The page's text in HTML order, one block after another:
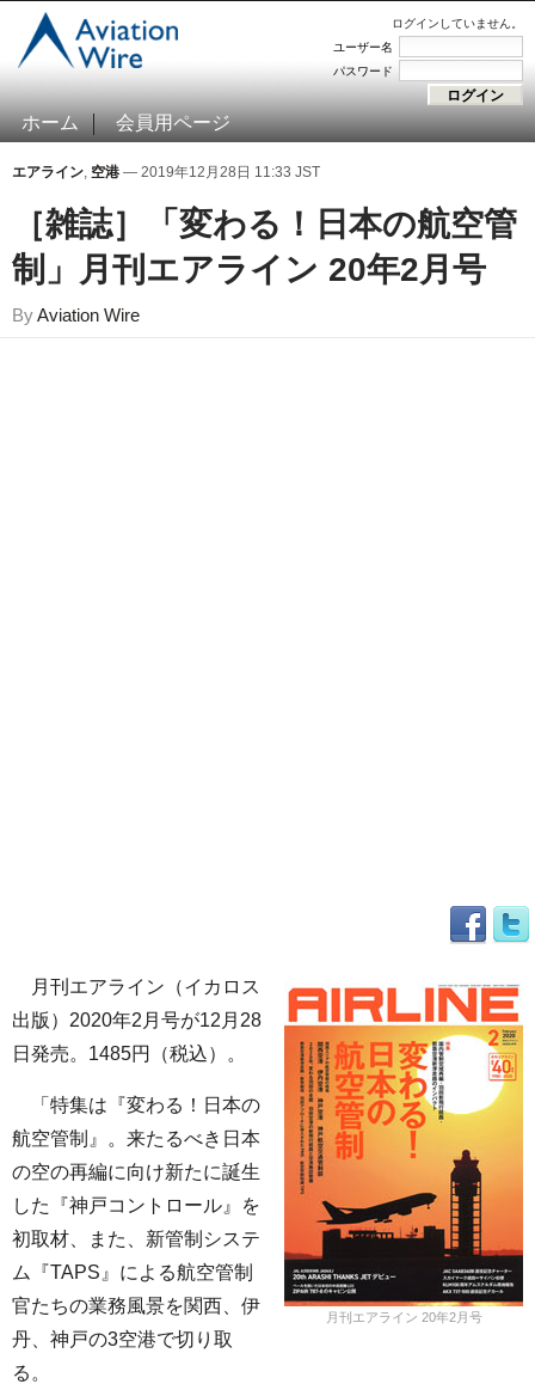
ログインしていません。
ユーザー名
パスワード
ホーム 会員用ページ
エアライン, 空港 — 2019年12月28日 11:33 JST
［雑誌］「変わる！日本の航空管
制」月刊エアライン 20年2月号
ByAviation Wire
月刊エアライン 20年2月号
月刊エアライン（イカロス
出版）2020年2月号が12月28
日発売。1485円（税込）。
「特集は『変わる！日本の
航空管制』。来たるべき日本
の空の再編に向け新たに誕生
した『神戸コントロール』を
初取材、また、新管制システ
ム『TAPS』による航空管制
官たちの業務風景を関西、伊
丹、神戸の3空港で切り取
る。